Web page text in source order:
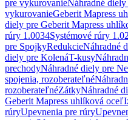
pre vykurovanieNáhradné
vykurovanieGeberit Mapress
diely pre Geberit Mapress
rúry 1.0034Systémové rúry
pre SpojkyRedukcieNáhradné
diely pre KolenáT-kusy
prechodyNáhradné diely pre
spojenia, rozoberateľné
rozoberateľnéZátkyNáhradné
Geberit Mapress uhlíková oceľ
rúryUpevnenia pre rúry